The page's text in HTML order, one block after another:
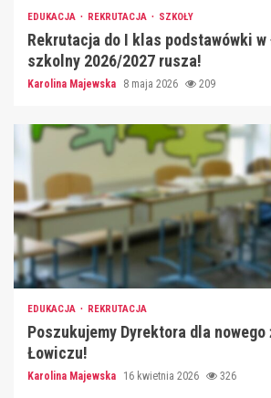
EDUKACJA REKRUTACJA SZKOŁY
Rekrutacja do I klas podstawówki
szkolny 2026/2027 rusza!
Karolina Majewska 8 maja 2026 209
EDUKACJA REKRUTACJA
Poszukujemy Dyrektora dla nowego
Łowiczu!
Karolina Majewska 16 kwietnia 2026 326